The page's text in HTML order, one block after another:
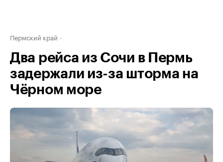
Пермский край
Два рейса из Сочи в Пермь
задержали из-за шторма на
Чёрном море